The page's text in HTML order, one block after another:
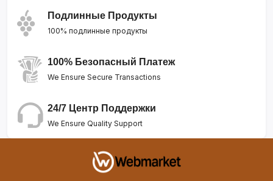
Подлинные Продукты
100% подлинные продукты
100% Безопасный Платеж
We Ensure Secure Transactions
24/7 Центр Поддержки
We Ensure Quality Support